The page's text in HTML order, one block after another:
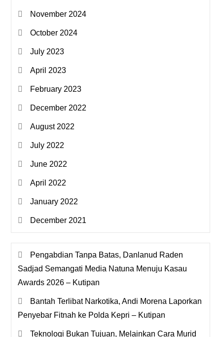
November 2024
October 2024
July 2023
April 2023
February 2023
December 2022
August 2022
July 2022
June 2022
April 2022
January 2022
December 2021
Pengabdian Tanpa Batas, Danlanud Raden
Sadjad Semangati Media Natuna Menuju Kasau
Awards 2026 – Kutipan
Bantah Terlibat Narkotika, Andi Morena Laporkan
Penyebar Fitnah ke Polda Kepri – Kutipan
Teknologi Bukan Tujuan, Melainkan Cara Murid